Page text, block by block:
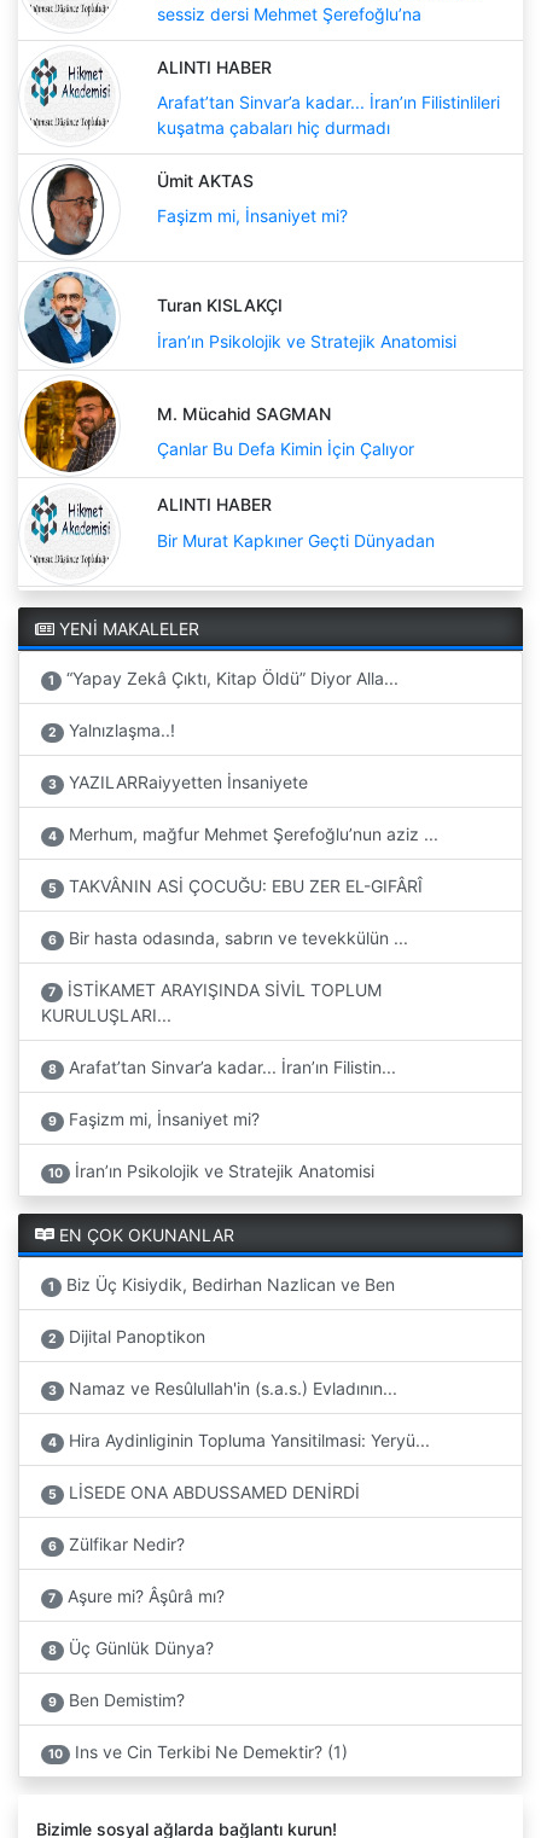
sessiz dersi Mehmet Şerefoğlu’na
ALINTI HABER
Arafat’tan Sinvar’a kadar... İran’ın Filistinlileri
kuşatma çabaları hiç durmadı
Ümit AKTAS
Faşizm mi, İnsaniyet mi?
Turan KISLAKÇI
İran’ın Psikolojik ve Stratejik Anatomisi
M. Mücahid SAGMAN
Çanlar Bu Defa Kimin İçin Çalıyor
ALINTI HABER
Bir Murat Kapkıner Geçti Dünyadan
YENİ MAKALELER
1 “Yapay Zekâ Çıktı, Kitap Öldü” Diyor Alla...
2 Yalnızlaşma..!
3 YAZILARRaiyyetten İnsaniyete
4 Merhum, mağfur Mehmet Şerefoğlu’nun aziz ...
5 TAKVÂNIN ASİ ÇOCUĞU: EBU ZER EL-GIFÂRÎ
6 Bir hasta odasında, sabrın ve tevekkülün ...
7
İSTİKAMET ARAYIŞINDA SİVİL TOPLUM
KURULUŞLARI...
8 Arafat’tan Sinvar’a kadar... İran’ın Filistin...
9 Faşizm mi, İnsaniyet mi?
10 İran’ın Psikolojik ve Stratejik Anatomisi
EN ÇOK OKUNANLAR
1 Biz Üç Kisiydik, Bedirhan Nazlican ve Ben
2 Dijital Panoptikon
3 Namaz ve Resûlullah'in (s.a.s.) Evladının...
4 Hira Aydinliginin Topluma Yansitilmasi: Yeryü...
5 LİSEDE ONA ABDUSSAMED DENİRDİ
6 Zülfikar Nedir?
7 Aşure mi? Âşûrâ mı?
8 Üç Günlük Dünya?
9 Ben Demistim?
10 Ins ve Cin Terkibi Ne Demektir? (1)
Bizimle sosyal ağlarda bağlantı kurun!